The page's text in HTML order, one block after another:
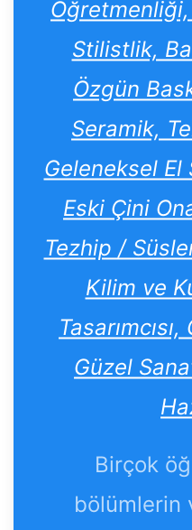
Öğretmenliği,
Stilistlik,
Özgün
Seramik,
Geleneksel El
Eski Çini
Tezhip /
Kilim ve
Güzel
Birçok
bölümlerin